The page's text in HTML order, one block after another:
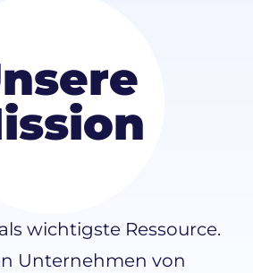
wichtigste Ressource.
Unternehmen von